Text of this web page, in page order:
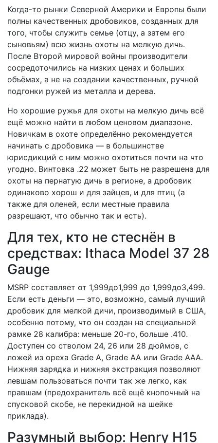
Когда-то рынки Северной Америки и Европы были
полны качественных дробовиков, созданных для
того, чтобы служить семье (отцу, а затем его
сыновьям) всю жизнь охоты на мелкую дичь.
После Второй мировой войны производители
сосредоточились на низких ценах и больших
объёмах, а не на создании качественных, ручной
подгонки ружей из металла и дерева.
Но хорошие ружья для охоты на мелкую дичь всё
ещё можно найти в любом ценовом диапазоне.
Новичкам в охоте определённо рекомендуется
начинать с дробовика — в большинстве
юрисдикций с ним можно охотиться почти на что
угодно. Винтовка .22 может быть не разрешена для
охоты на пернатую дичь в регионе, а дробовик
одинаково хорош и для зайцев, и для птиц (а
также для оленей, если местные правила
разрешают, что обычно так и есть).
Для тех, кто не стеснён в
средствах: Ithaca Model 37 28
Gauge
MSRP составляет от 1,999до1,999 до 1,999до3,499.
Если есть деньги — это, возможно, самый лучший
дробовик для мелкой дичи, производимый в США,
особенно потому, что он создан на специальной
рамке 28 калибра: меньше 20-го, больше .410.
Доступен со стволом 24, 26 или 28 дюймов, с
ложей из ореха Grade A, Grade AA или Grade AAA.
Нижняя зарядка и нижняя экстракция позволяют
левшам пользоваться почти так же легко, как
правшам (предохранитель всё ещё кнопочный на
спусковой скобе, не перекидной на шейке
приклада).
Разумный выбор: Henry H15